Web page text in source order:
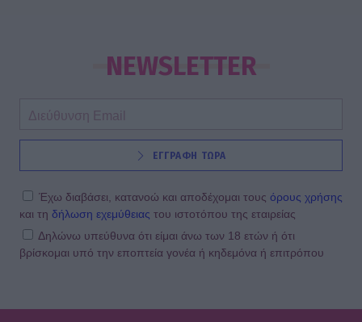
NEWSLETTER
ΕΓΓΡΑΦΗ ΤΩΡΑ
Έχω διαβάσει, κατανοώ και αποδέχομαι τους όρους χρήσης
και τη δήλωση εχεμύθειας του ιστοτόπου της εταιρείας
Δηλώνω υπεύθυνα ότι είμαι άνω των 18 ετών ή ότι
βρίσκομαι υπό την εποπτεία γονέα ή κηδεμόνα ή επιτρόπου